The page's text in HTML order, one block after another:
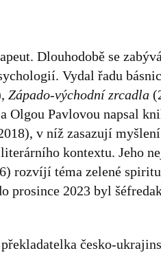
Dlouhodobě se
Vydal řadu
Západo-východní zrcadla
Olgou Pavlovou napsal
v níž zasazují
kontextu. Jeho
rozvíjí téma zelené
prosince 2023 byl
česko-